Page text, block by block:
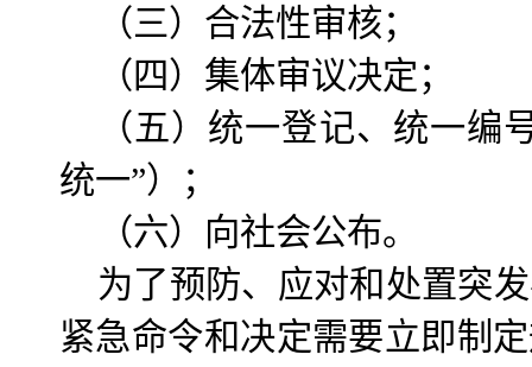
（三）合法性审核；
（四）集体审议决定；
（五）统一登记、统一编
统一”）；
（六）向社会公布。
为了预防、应对和处置突
紧急命令和决定需要立即制